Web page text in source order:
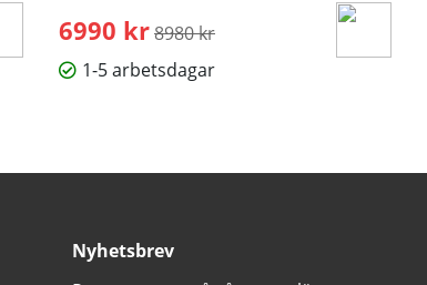
6990 kr Ordinarie pris:
8980 kr
1-5 arbetsdagar
Nyhetsbrev